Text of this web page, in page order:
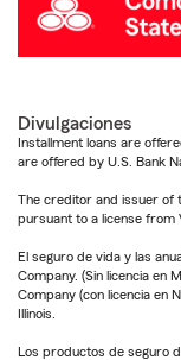
Divulgaciones
Installment loans are
are offered by U.S. Bank
The creditor and issuer of
pursuant to a license from
El seguro de vida y las
Company. (Sin licencia en
Company (con licencia en
Illinois.
Los productos de seguro